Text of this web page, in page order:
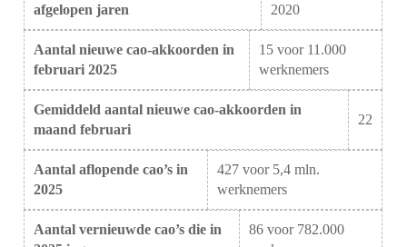
afgelopen jaren
2020
Aantal nieuwe cao-akkoorden in
februari 2025
15 voor 11.000
werknemers
Gemiddeld aantal nieuwe cao-akkoorden in
maand februari
22
Aantal aflopende cao’s in
2025
427 voor 5,4 mln.
werknemers
Aantal vernieuwde cao’s die in
86 voor 782.000